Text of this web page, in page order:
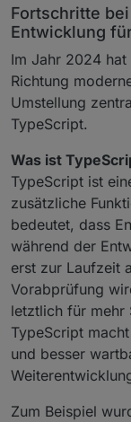
Fortschritte
Entwicklung
Im Jahr 2024
Richtung
Umstellung
TypeScript.
Was ist
TypeScript ist
zusätzliche
bedeutet, dass
während der
erst zur Laufzeit
Vorabprüfung
letztlich für mehr
TypeScript
und besser
Zum Beispiel